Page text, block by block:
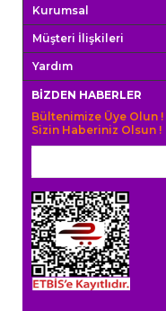
Kurumsal
Müşteri İlişkileri
Yardım
BIZDEN HABERLER
Bültenimize Üye Olun
Sizin Haberiniz Olsun !